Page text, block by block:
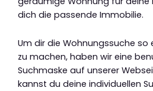
dich die passende Immobilie.
Um dir die Wohnungssuche
zu machen, haben wir eine
Suchmaske auf unserer
kannst du deine individuellen